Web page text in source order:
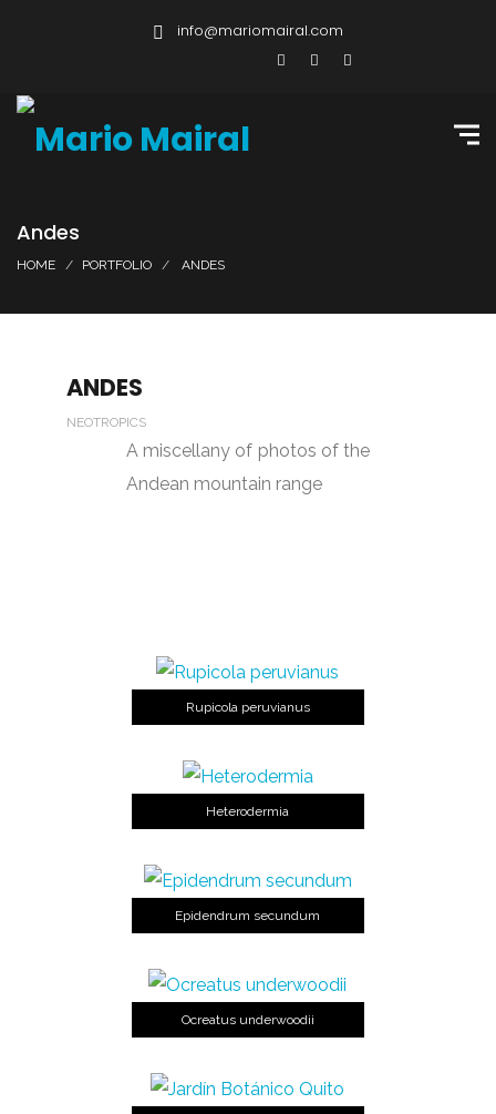
info@mariomairal.com
Andes
HOME PORTFOLIO ANDES
ANDES
NEOTROPICS
A miscellany of photos of the
Andean mountain range
Rupicola peruvianus
Heterodermia
Epidendrum secundum
Ocreatus underwoodii